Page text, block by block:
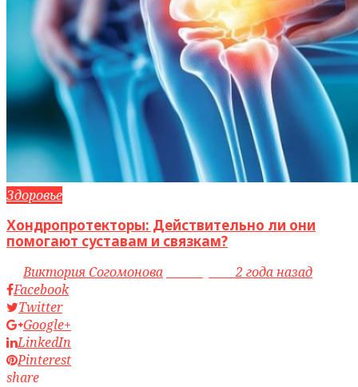
Здоровье
Хондропротекторы: Действительно ли они
помогают суставам и связкам?
byВиктория Согомонова access_time2 года назад
Facebook
Twitter
Google+
LinkedIn
Pinterest
share